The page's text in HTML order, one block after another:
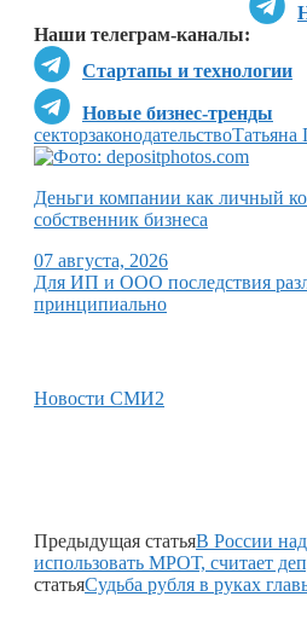
Наши телеграм-каналы:
Стартапы и технологии
Новые бизнес-тренды
секторзаконодательствоТатьяна
Деньги компании как личный
собственник бизнеса
07 августа, 2026
Для ИП и ООО последствия
принципиально
Новости СМИ2
Предыдущая статьяВ России
использовать МРОТ, считает
статьяСудьба рубля в руках